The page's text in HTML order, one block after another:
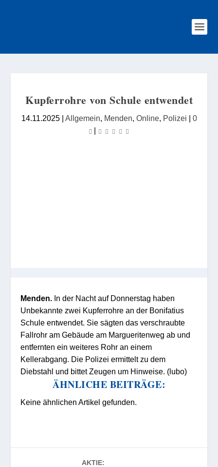
Kupferrohre von Schule entwendet
14.11.2025| Allgemein, Menden, Online, Polizei | 0
|
Menden. In der Nacht auf Donnerstag haben
Unbekannte zwei Kupferrohre an der Bonifatius
Schule entwendet. Sie sägten das verschraubte
Fallrohr am Gebäude am Margueritenweg ab und
entfernten ein weiteres Rohr an einem
Kellerabgang. Die Polizei ermittelt zu dem
Diebstahl und bittet Zeugen um Hinweise. (lubo)
ÄHNLICHE BEITRÄGE:
Keine ähnlichen Artikel gefunden.
AKTIE: